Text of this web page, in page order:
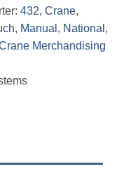
432, Crane,
, Manual , National ,
Merchandising